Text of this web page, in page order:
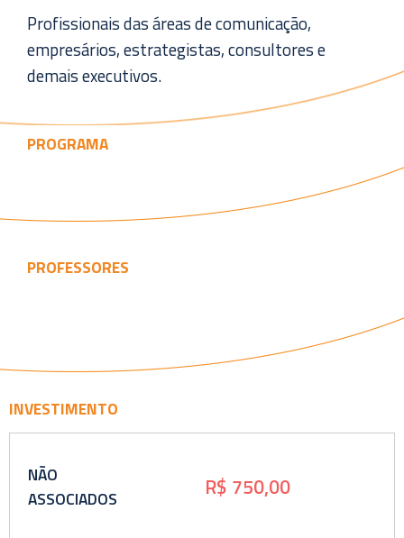
Profissionais das áreas de comunicação,
empresários, estrategistas, consultores e
demais executivos.
PROGRAMA
PROFESSORES
INVESTIMENTO
NÃO
ASSOCIADOS
R$ 750,00